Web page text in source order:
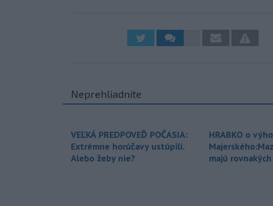
Neprehliadnite
VEĽKÁ PREDPOVEĎ POČASIA:
Extrémne horúčavy ustúpili.
Alebo žeby nie?
HRABKO o
majú